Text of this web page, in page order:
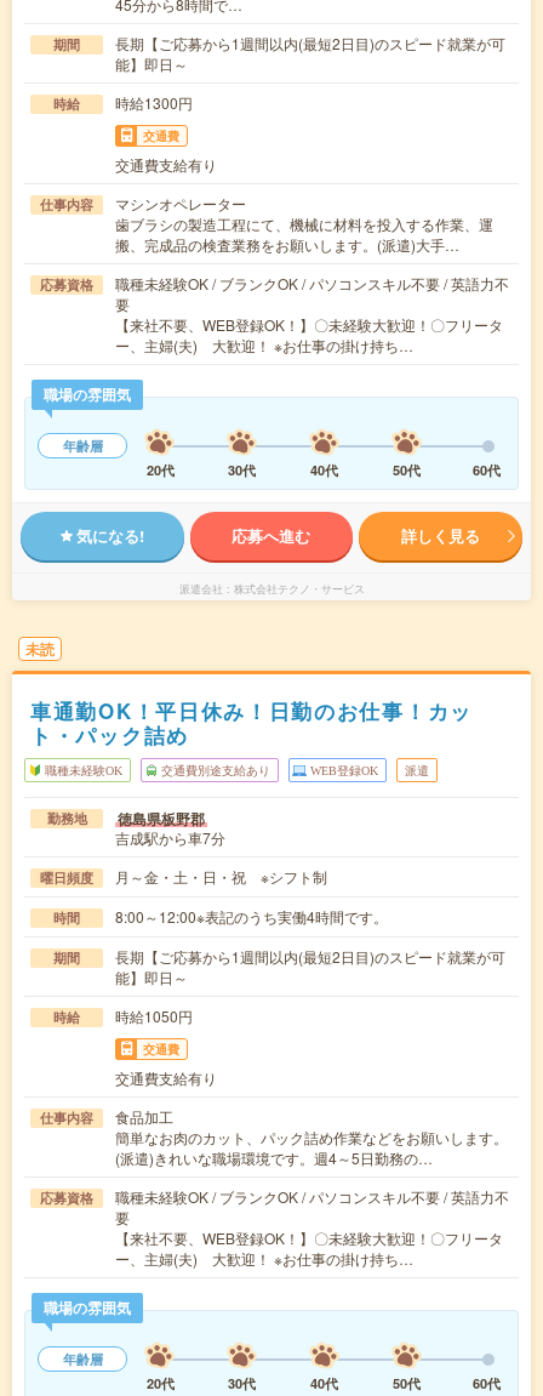
期間
長期【ご応募から1週間以内(最短2日目)のスピード就業が可
能】即日～
時給 時給1300円
交通費
交通費支給有り
仕事内容
マシンオペレーター
歯ブラシの製造工程にて、機械に材料を投入する作業、運
搬、完成品の検査業務をお願いします。(派遣)大手…
応募資格
職種未経験OK / ブランクOK / パソコンスキル不要 / 英語力不
要
【来社不要、WEB登録OK！】〇未経験大歓迎！〇フリータ
ー、主婦(夫) 大歓迎！ ※お仕事の掛け持ち…
職場の雰囲気
年齢層
20代
30代 40代 50代 60代
気になる! 応募へ進む 詳しく見る
派遣会社 株式会社テクノ・サービス
未読
車通勤OK！平日休み！日勤のお仕事！カッ
ト・パック詰め
職種未経験OK 交通費別途支給あり WEB登録OK 派遣
勤務地 徳島県板野郡
吉成駅から車7分
曜日頻度 月～金・土・日・祝 ※シフト制
時間 8:00～12:00※表記のうち実働4時間です。
期間
長期【ご応募から1週間以内(最短2日目)のスピード就業が可
能】即日～
時給 時給1050円
交通費
交通費支給有り
仕事内容
食品加工
簡単なお肉のカット、パック詰め作業などをお願いします。
(派遣)きれいな職場環境です。週4～5日勤務の…
応募資格
職種未経験OK / ブランクOK / パソコンスキル不要 / 英語力不
要
【来社不要、WEB登録OK！】〇未経験大歓迎！〇フリータ
ー、主婦(夫) 大歓迎！ ※お仕事の掛け持ち…
職場の雰囲気
年齢層
20代
30代 40代 50代 60代